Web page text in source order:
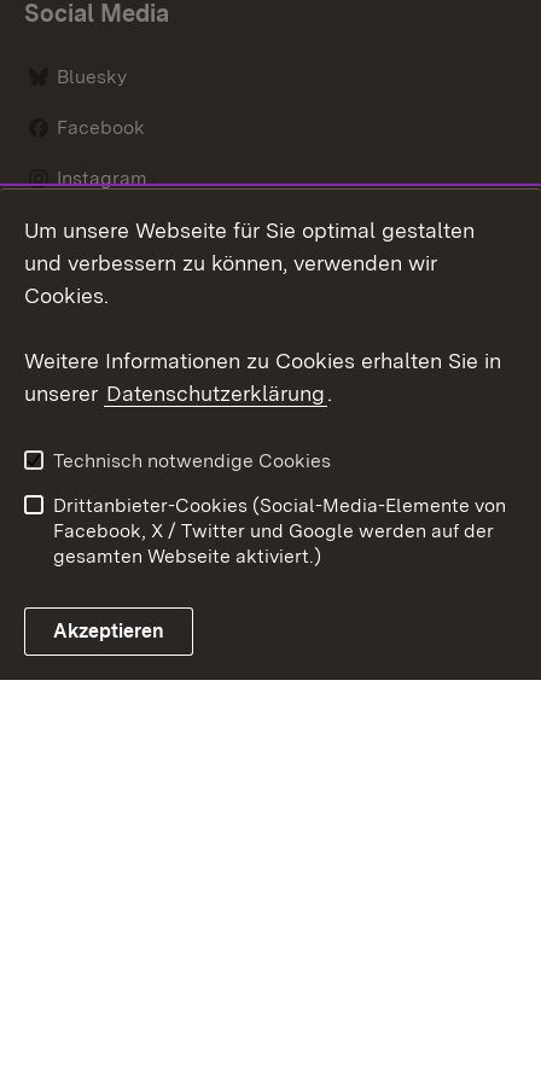
Social Media
Bluesky
Facebook
Instagram
LinkedIn
Link zum Landesportal
Datenschutz
Barrierefreiheit
Impressum
Cookies
Um unsere Webseite für Sie optimal gestalten
und verbessern zu können, verwenden wir
Cookies.
Weitere Informationen zu Cookies erhalten Sie in
unserer Datenschutzerklärung.
Technisch notwendige Cookies
Drittanbieter-Cookies (Social-Media-Elemente von
Facebook, X / Twitter und Google werden auf der
gesamten Webseite aktiviert.)
Akzeptieren